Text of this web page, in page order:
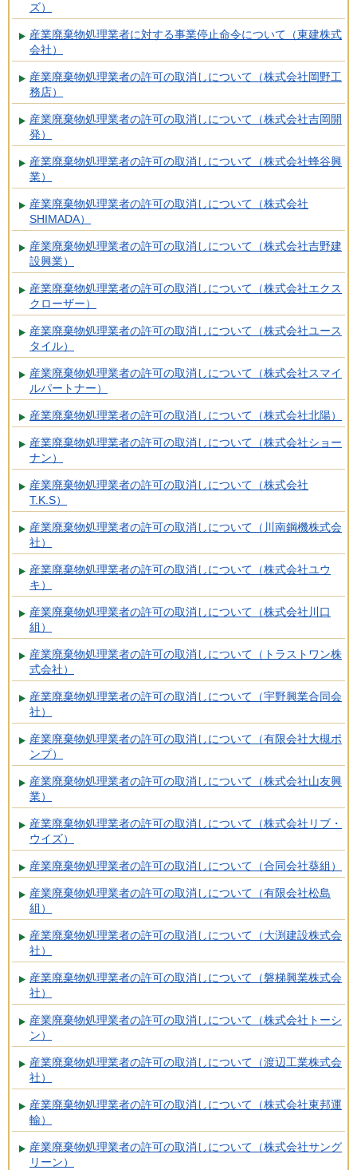
ズ）
産業廃棄物処理業者に対する事業停止命令について（東建株式
会社）
産業廃棄物処理業者の許可の取消しについて（株式会社岡野工
務店）
産業廃棄物処理業者の許可の取消しについて（株式会社吉岡開
発）
産業廃棄物処理業者の許可の取消しについて（株式会社蜂谷興
業）
産業廃棄物処理業者の許可の取消しについて（株式会社
SHIMADA）
産業廃棄物処理業者の許可の取消しについて（株式会社吉野建
設興業）
産業廃棄物処理業者の許可の取消しについて（株式会社エクス
クローザー）
産業廃棄物処理業者の許可の取消しについて（株式会社ユース
タイル）
産業廃棄物処理業者の許可の取消しについて（株式会社スマイ
ルパートナー）
産業廃棄物処理業者の許可の取消しについて（株式会社北陽）
産業廃棄物処理業者の許可の取消しについて（株式会社ショー
ナン）
産業廃棄物処理業者の許可の取消しについて（株式会社
T.K.S）
産業廃棄物処理業者の許可の取消しについて（川南鋼機株式会
社）
産業廃棄物処理業者の許可の取消しについて（株式会社ユウ
キ）
産業廃棄物処理業者の許可の取消しについて（株式会社川口
組）
産業廃棄物処理業者の許可の取消しについて（トラストワン株
式会社）
産業廃棄物処理業者の許可の取消しについて（宇野興業合同会
社）
産業廃棄物処理業者の許可の取消しについて（有限会社大槻ポ
ンプ）
産業廃棄物処理業者の許可の取消しについて（株式会社山友興
業）
産業廃棄物処理業者の許可の取消しについて（株式会社リブ・
ウイズ）
産業廃棄物処理業者の許可の取消しについて（合同会社葵組）
産業廃棄物処理業者の許可の取消しについて（有限会社松島
組）
産業廃棄物処理業者の許可の取消しについて（大渕建設株式会
社）
産業廃棄物処理業者の許可の取消しについて（磐梯興業株式会
社）
産業廃棄物処理業者の許可の取消しについて（株式会社トーシ
ン）
産業廃棄物処理業者の許可の取消しについて（渡辺工業株式会
社）
産業廃棄物処理業者の許可の取消しについて（株式会社東邦運
輸）
産業廃棄物処理業者の許可の取消しについて（株式会社サング
リーン）